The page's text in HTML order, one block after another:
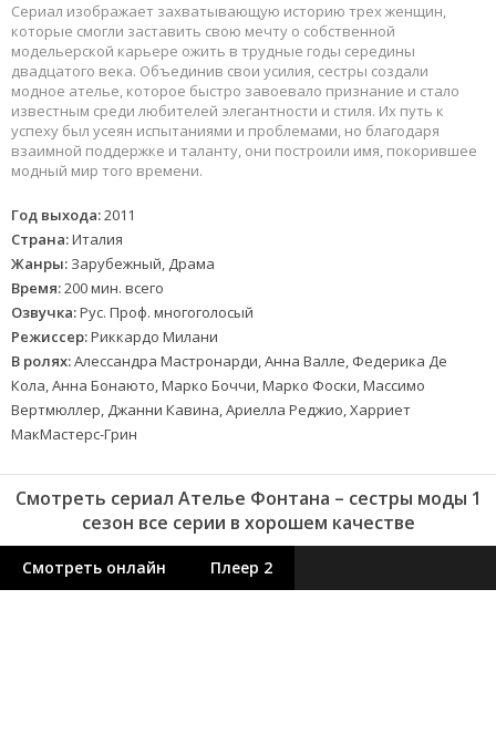
Сериал изображает захватывающую историю трех женщин,
которые смогли заставить свою мечту о собственной
модельерской карьере ожить в трудные годы середины
двадцатого века. Объединив свои усилия, сестры создали
модное ателье, которое быстро завоевало признание и стало
известным среди любителей элегантности и стиля. Их путь к
успеху был усеян испытаниями и проблемами, но благодаря
взаимной поддержке и таланту, они построили имя, покорившее
модный мир того времени.
Год выхода:2011
Страна:Италия
Жанры: Зарубежный, Драма
Время:200 мин. всего
Озвучка:Рус. Проф. многоголосый
Режиссер:Риккардо Милани
В ролях:Алессандра Мастронарди, Анна Валле, Федерика Де
Кола, Анна Бонаюто, Марко Боччи, Марко Фоски, Массимо
Вертмюллер, Джанни Кавина, Ариелла Реджио, Харриет
МакМастерс-Грин
Смотреть сериал Ателье Фонтана – сестры моды 1
сезон все серии в хорошем качестве
Смотреть онлайн Плеер 2